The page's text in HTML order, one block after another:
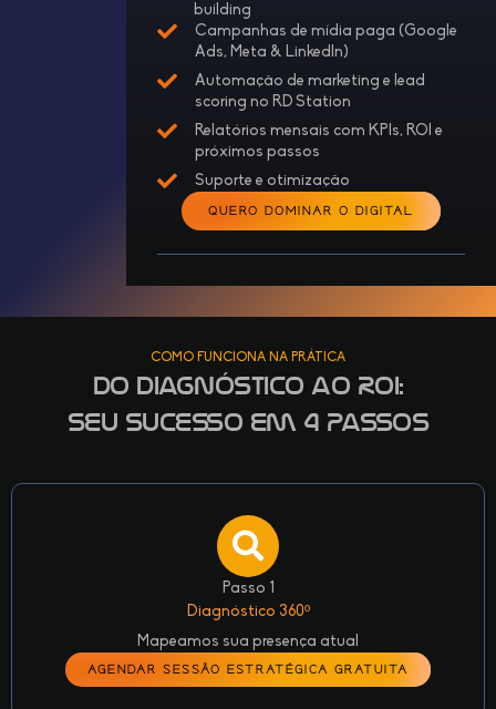
building
Campanhas de mídia paga (Google
Ads, Meta & LinkedIn)
Automação de marketing e lead
scoring no RD Station
Relatórios mensais com KPIs, ROI e
próximos passos
Suporte e otimização
QUERO DOMINAR O DIGITAL
COMO FUNCIONA NA PRÁTICA
Do Diagnóstico ao ROI:
Seu Sucesso em 4 Passos
Passo 1
Diagnóstico 360º
Mapeamos sua presença atual
AGENDAR SESSÃO ESTRATÉGICA GRATUITA